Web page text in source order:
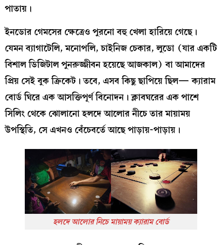
পাতায়।
ইনডোর গেমসের ক্ষেত্রেও পুরনো বহু খেলা হারিয়ে গেছে।
যেমন ব্যাগাটেলি, মনোপলি, চাইনিজ চেকার, লুডো (যার একটি
বিশাল ডিজিটাল পুনরুজ্জীবন হয়েছে আজকাল) বা আমাদের
প্রিয় সেই বুক ক্রিকেট। তবে, এসব কিছু ছাপিয়ে ছিল— ক্যারাম
বোর্ড ঘিরে এক আসক্তিপূর্ণ বিনোদন। ক্লাবঘরের এক পাশে
সিলিং থেকে ঝোলানো হলদে আলোর নীচে তার মায়াময়
উপস্থিতি, সে এখনও বেঁচেবর্তে আছে পাড়ায়-পাড়ায়।
হলদে আলোর নিচে মায়াময় ক্যারাম বোর্ড